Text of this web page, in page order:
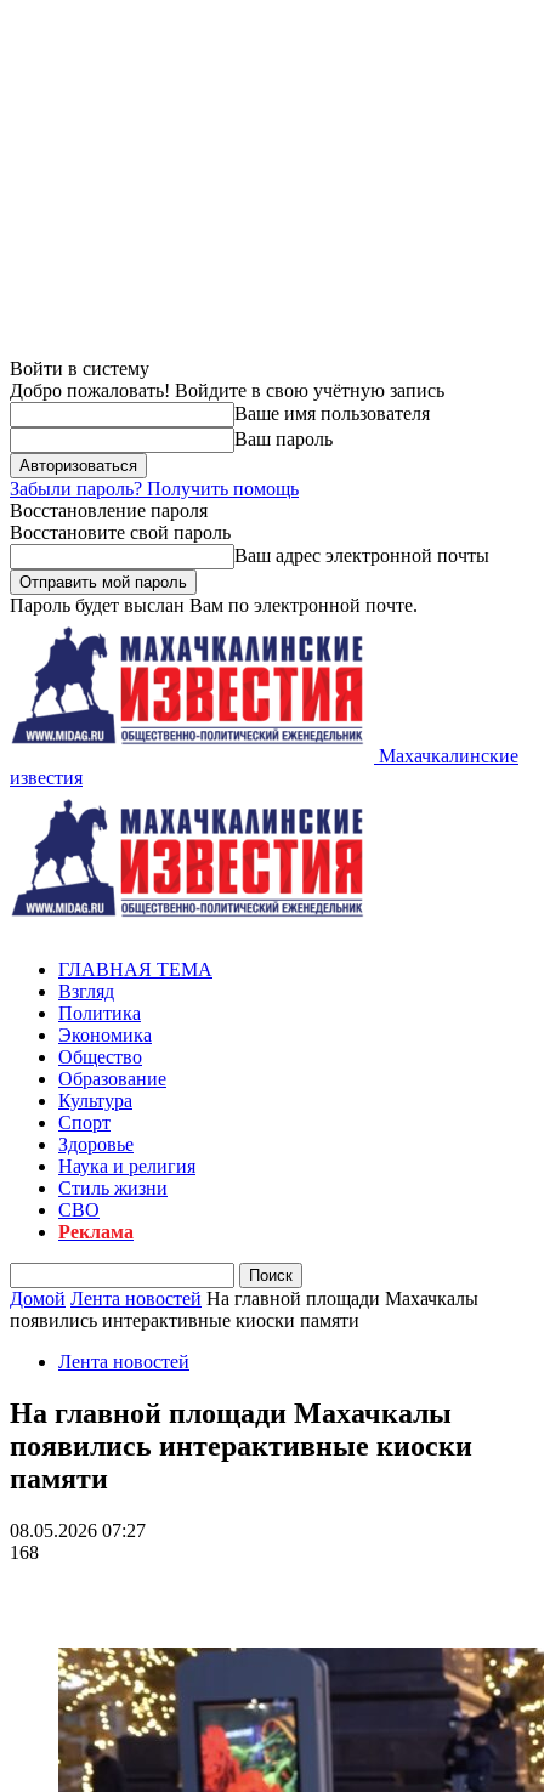
Войти в систему
Добро пожаловать! Войдите в свою учётную запись
Ваше имя пользователя
Ваш пароль
Забыли пароль? Получить помощь
Восстановление пароля
Восстановите свой пароль
Ваш адрес электронной почты
Пароль будет выслан Вам по электронной почте.
Махачкалинские
известия
ГЛАВНАЯ ТЕМА
Взгляд
Политика
Экономика
Общество
Образование
Культура
Спорт
Здоровье
Наука и религия
Стиль жизни
СВО
Реклама
Домой Лента новостей На главной площади Махачкалы
появились интерактивные киоски памяти
Лента новостей
На главной площади Махачкалы
появились интерактивные киоски
памяти
08.05.2026 07:27
168